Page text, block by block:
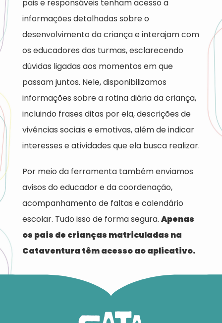
pais e responsáveis tenham acesso a
informações detalhadas sobre o
desenvolvimento da criança e interajam com
os educadores das turmas, esclarecendo
dúvidas ligadas aos momentos em que
passam juntos. Nele, disponibilizamos
informações sobre a rotina diária da criança,
incluindo frases ditas por ela, descrições de
vivências sociais e emotivas, além de indicar
interesses e atividades que ela busca realizar.
Por meio da ferramenta também enviamos
avisos do educador e da coordenação,
acompanhamento de faltas e calendário
escolar. Tudo isso de forma segura. Apenas
os pais de crianças matriculadas na
Cataventura têm acesso ao aplicativo.